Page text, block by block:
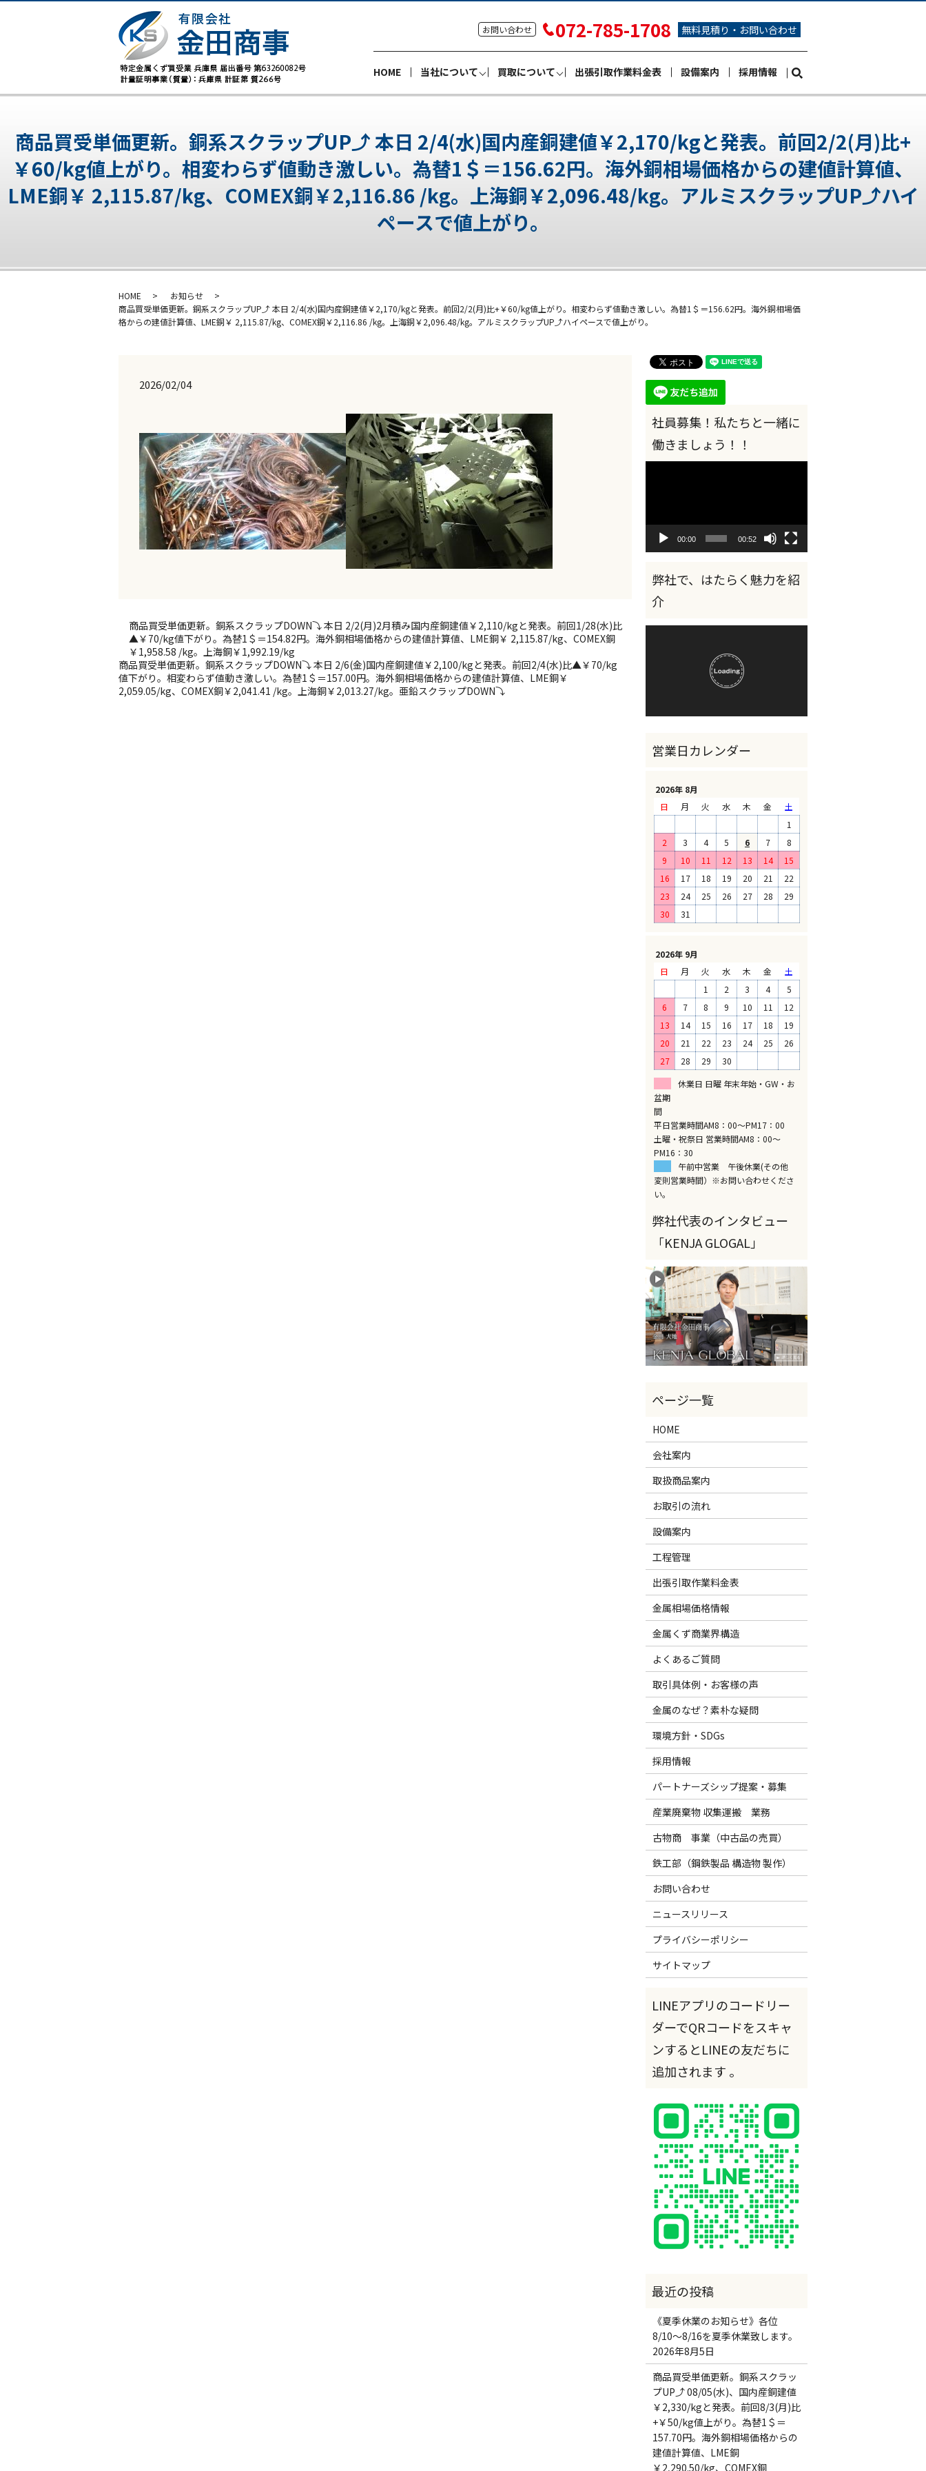
お問い合わせ 072-785-1708 無料見積り・お問い合わせ
HOME 当社について 買取について 出張引取作業料金表 設備案内 採用情報 search
商品買受単価更新。銅系スクラップUP⤴ 本日 2/4(水)国内産銅建値￥2,170/kgと発表。前回2/2(月)比+
￥60/kg値上がり。相変わらず値動き激しい。為替1＄＝156.62円。海外銅相場価格からの建値計算値、
LME銅￥ 2,115.87/kg、COMEX銅￥2,116.86 /kg。上海銅￥2,096.48/kg。アルミスクラップUP⤴ハイ
ペースで値上がり。
HOME
お知らせ
商品買受単価更新。銅系スクラップUP⤴ 本日 2/4(水)国内産銅建値￥2,170/kgと発表。前回2/2(月)比+￥60/kg値上がり。相変わらず値動き激しい。為替1＄＝156.62円。海外銅相場価
格からの建値計算値、LME銅￥ 2,115.87/kg、COMEX銅￥2,116.86 /kg。上海銅￥2,096.48/kg。アルミスクラップUP⤴ハイペースで値上がり。
2026/02/04
商品買受単価更新。銅系スクラップDOWN⤵ 本日 2/2(月)2月積み国内産銅建値￥2,110/kgと発表。前回1/28(水)比
▲￥70/kg値下がり。為替1＄＝154.82円。海外銅相場価格からの建値計算値、LME銅￥ 2,115.87/kg、COMEX銅
￥1,958.58 /kg。上海銅￥1,992.19/kg
商品買受単価更新。銅系スクラップDOWN⤵ 本日 2/6(金)国内産銅建値￥2,100/kgと発表。前回2/4(水)比▲￥70/kg
値下がり。相変わらず値動き激しい。為替1＄＝157.00円。海外銅相場価格からの建値計算値、LME銅￥
2,059.05/kg、COMEX銅￥2,041.41 /kg。上海銅￥2,013.27/kg。亜鉛スクラップDOWN⤵
00:00 00:52
2026年 8月
日
月 火 水 木 金
土
1
2
3 4 5 6 7
8
9
10 11 12 13 14
15
16
17 18 19 20 21
22
23
24 25 26 27 28
29
30
31
2026年 9月
日
月 火 水 木 金
土
1
2 3 4
5
6
7 8 9 10 11
12
13
14 15 16 17 18
19
20
21 22 23 24 25
26
27
28 29
30
休業日 日曜 年末年始・GW・お
盆期
間
平日営業時間AM8：00～PM17：00
土曜・祝祭日 営業時間AM8：00～
PM16：30
午前中営業 午後休業(その他
変則営業時間）※お問い合わせくださ
い。
HOME
会社案内
取扱商品案内
お取引の流れ
設備案内
工程管理
出張引取作業料金表
金属相場価格情報
金属くず商業界構造
よくあるご質問
取引具体例・お客様の声
金属のなぜ？素朴な疑問
環境方針・SDGs
採用情報
パートナーズシップ提案・募集
産業廃棄物 収集運搬 業務
古物商 事業（中古品の売買）
鉄工部（鋼鉄製品 構造物 製作）
お問い合わせ
ニュースリリース
プライバシーポリシー
サイトマップ
《夏季休業のお知らせ》各位
8/10～8/16を夏季休業致します。
2026年8月5日
商品買受単価更新。銅系スクラッ
プUP⤴ 08/05(水)、国内産銅建値
￥2,330/kgと発表。前回8/3(月)比
+￥50/kg値上がり。為替1＄＝
157.70円。海外銅相場価格からの
建値計算値、LME銅
￥2,290.50/kg、COMEX銅